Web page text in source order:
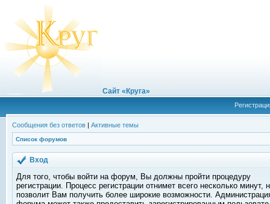
Сайт «Круга»
Сообщения без ответов | Активные темы
Список форумов
Вход
Для того, чтобы войти на форум, Вы должны пройти процедуру
регистрации. Процесс регистрации отнимет всего несколько минут,
позволит Вам получить более широкие возможности.